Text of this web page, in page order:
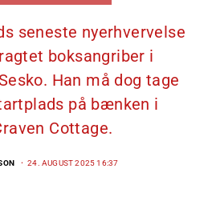
seneste nyerhvervelse
boksangriber i
Han må dog tage
på bænken i
Cottage.
24. AUGUST 2025 16:37